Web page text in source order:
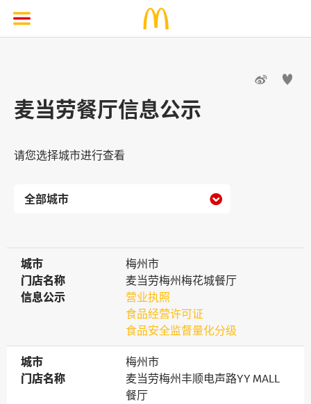
 
麦当劳餐厅信息公示
请您选择城市进行查看

城市
城市
梅州市
门店名称
门店名称
麦当劳梅州梅花城餐厅
信息公示
信息公示
营业执照
食品经营许可证
食品安全监督量化分级
城市
城市
梅州市
门店名称
门店名称
麦当劳梅州丰顺电声路YY MALL
餐厅